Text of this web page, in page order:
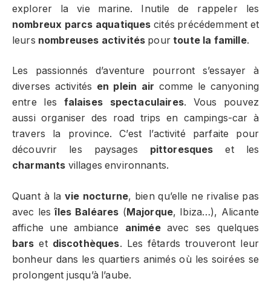
explorer la vie marine. Inutile de rappeler les
nombreux parcs aquatiques cités précédemment et
leurs nombreuses activités pourtoute la famille.
Les passionnés d’aventure pourront s’essayer à
diverses activités en plein air comme le canyoning
entre les falaises spectaculaires. Vous pouvez
aussi organiser des road trips en campings-car à
travers la province. C’est l’activité parfaite pour
découvrir les paysages pittoresques et les
charmants villages environnants.
Quant à la vie nocturne, bien qu’elle ne rivalise pas
avec lesîles Baléares (Majorque, Ibiza…), Alicante
affiche une ambiance animéeavec ses quelques
bars et discothèques. Les fêtards trouveront leur
bonheur dans les quartiers animés où les soirées se
prolongent jusqu’à l’aube.